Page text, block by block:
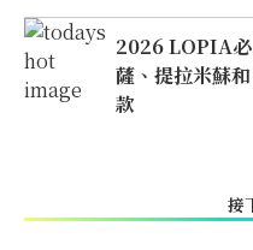
2026 LOPIA
薩、提拉米蘇
款
接